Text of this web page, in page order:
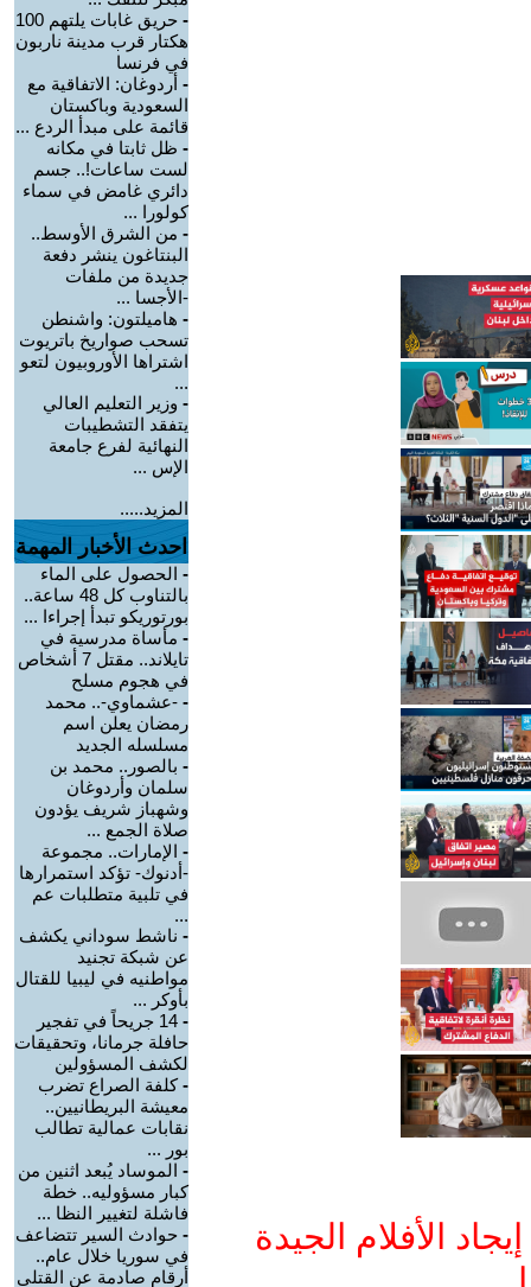
الأفلام الجيدة
-
حريق غابات يلتهم 100
هكتار قرب مدينة ناربون
في فرنسا
- أردوغان: الاتفاقية مع
السعودية وباكستان
قائمة على مبدأ الردع ...
- ظل ثابتا في مكانه
لست ساعات!.. جسم
دائري غامض في سماء
كولورا ...
- من الشرق الأوسط..
البنتاغون ينشر دفعة
جديدة من ملفات
-الأجسا ...
- هاميلتون: واشنطن
تسحب صواريخ باتريوت
اشتراها الأوروبيون لتعو
...
- وزير التعليم العالي
يتفقد التشطيبات
النهائية لفرع جامعة
الإس ...
المزيد.....
احدث الأخبار المهمة
- الحصول على الماء
بالتناوب كل 48 ساعة..
بورتوريكو تبدأ إجراءا ...
- مأساة مدرسية في
تايلاند.. مقتل 7 أشخاص
في هجوم مسلح
- -عشماوي-.. محمد
رمضان يعلن اسم
مسلسله الجديد
- بالصور.. محمد بن
سلمان وأردوغان
وشهباز شريف يؤدون
صلاة الجمع ...
- الإمارات.. مجموعة
-أدنوك- تؤكد استمرارها
في تلبية متطلبات عم
...
- ناشط سوداني يكشف
عن شبكة تجنيد
مواطنيه في ليبيا للقتال
بأوكر ...
-
14 جريحاً في تفجير
حافلة جرمانا، وتحقيقات
لكشف المسؤولين
-كلفة الصراع تضرب
معيشة البريطانيين..
نقابات عمالية تطالب
بور ...
- الموساد يُبعد اثنين من
كبار مسؤوليه.. خطة
فاشلة لتغيير النظا ...
- حوادث السير تتضاعف
في سوريا خلال عام..
أرقام صادمة عن القتلى